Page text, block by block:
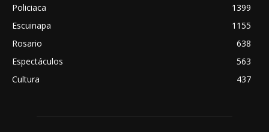
Policiaca
1399
Escuinapa
1155
Rosario
638
Espectáculos
563
Cultura
437